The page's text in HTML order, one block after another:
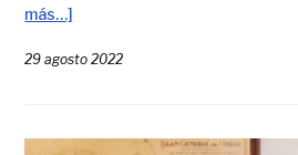
más…]
29 agosto 2022